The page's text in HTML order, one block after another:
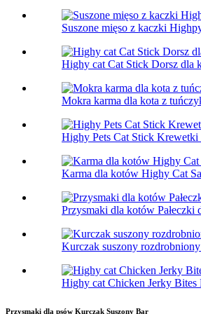
Suszone mięso z kaczki
Highy cat Cat Stick Dorsz dla
Mokra karma dla kota z
Highy Pets Cat Stick
Karma dla kotów Highy Cat
Przysmaki dla kotów
Kurczak suszony
Highy cat Chicken Jerky Bites
Przysmaki dla psów Kurczak Suszony Bar